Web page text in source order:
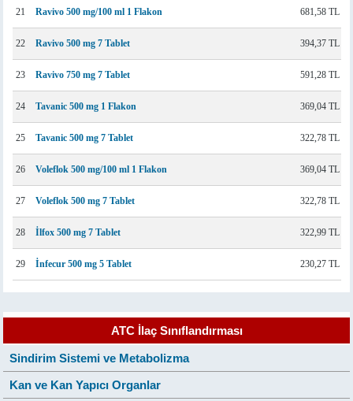
21 Ravivo 500 mg/100 ml 1 Flakon 681,58 TL
22 Ravivo 500 mg 7 Tablet 394,37 TL
23 Ravivo 750 mg 7 Tablet 591,28 TL
24 Tavanic 500 mg 1 Flakon 369,04 TL
25 Tavanic 500 mg 7 Tablet 322,78 TL
26 Voleflok 500 mg/100 ml 1 Flakon 369,04 TL
27 Voleflok 500 mg 7 Tablet 322,78 TL
28 İlfox 500 mg 7 Tablet 322,99 TL
29 İnfecur 500 mg 5 Tablet 230,27 TL
ATC İlaç Sınıflandırması
Sindirim Sistemi ve Metabolizma
Kan ve Kan Yapıcı Organlar